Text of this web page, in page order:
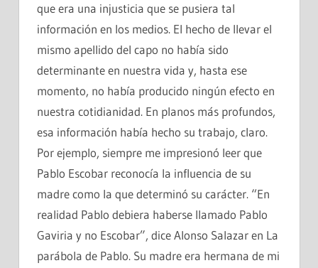
que era una injusticia que se pusiera tal
información en los medios. El hecho de llevar el
mismo apellido del capo no había sido
determinante en nuestra vida y, hasta ese
momento, no había producido ningún efecto en
nuestra cotidianidad. En planos más profundos,
esa información había hecho su trabajo, claro.
Por ejemplo, siempre me impresionó leer que
Pablo Escobar reconocía la influencia de su
madre como la que determinó su carácter. “En
realidad Pablo debiera haberse llamado Pablo
Gaviria y no Escobar”, dice Alonso Salazar en La
parábola de Pablo. Su madre era hermana de mi